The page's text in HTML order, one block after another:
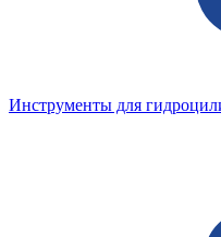
Инструменты для